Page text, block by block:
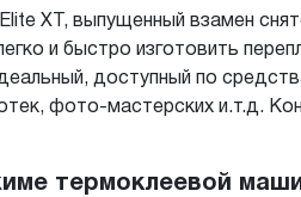
XT, выпущенный взамен
и быстро изготовить
доступный по
фото-мастерских и.т.д.
термоклеевой